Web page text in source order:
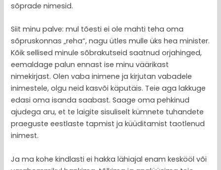
sõprade nimesid.
Siit minu palve: mul tõesti ei ole mahti teha oma
sõpruskonnas „reha“, nagu ütles mulle üks hea minister.
Kõik sellised minule sõbrakutseid saatnud orjahinged,
eemaldage palun ennast ise minu väärikast
nimekirjast. Olen vaba inimene ja kirjutan vabadele
inimestele, olgu neid kasvõi käputäis. Teie aga lakkuge
edasi oma isanda saabast. Saage oma pehkinud
ajudega aru, et te laigite sisuliselt kümnete tuhandete
praeguste eestlaste tapmist ja küüditamist taotlenud
inimest.
Ja ma kohe kindlasti ei hakka lähiajal enam keskööl või